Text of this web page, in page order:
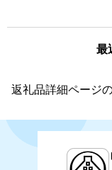
最
返礼品詳細ページ